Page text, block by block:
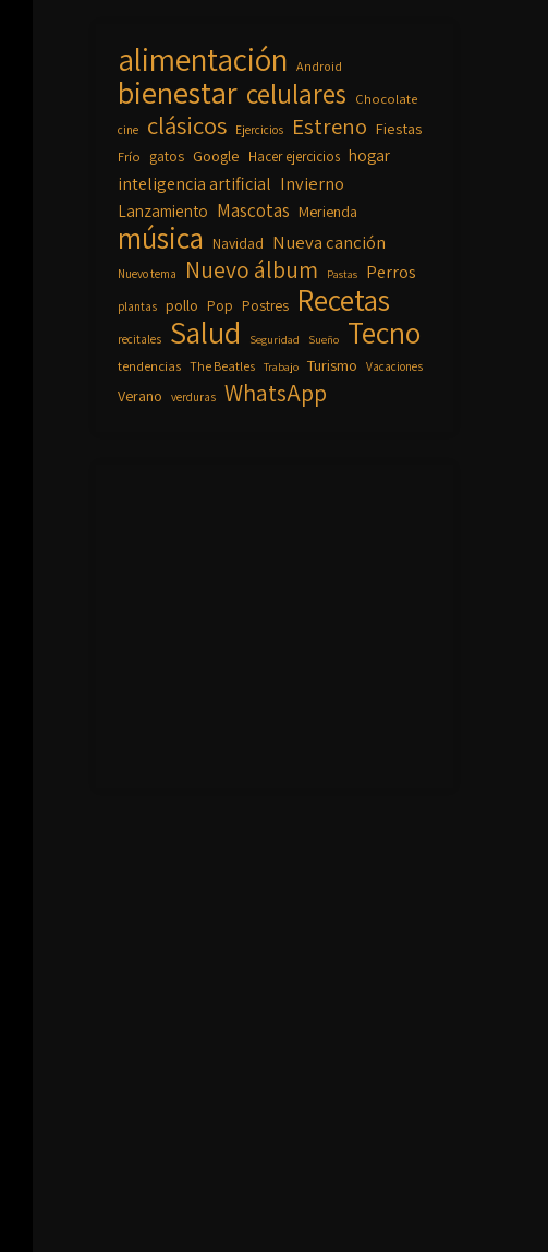
alimentación Android
bienestar celulares Chocolate
cine clásicos Ejercicios Estreno Fiestas
Frío gatos Google Hacer ejercicios hogar
inteligencia artificial Invierno
Lanzamiento Mascotas Merienda
música Navidad Nueva canción
Nuevo tema Nuevo álbum Pastas Perros
plantas pollo Pop Postres Recetas
recitales Salud Seguridad Sueño Tecno
tendencias The Beatles Trabajo Turismo Vacaciones
Verano verduras WhatsApp